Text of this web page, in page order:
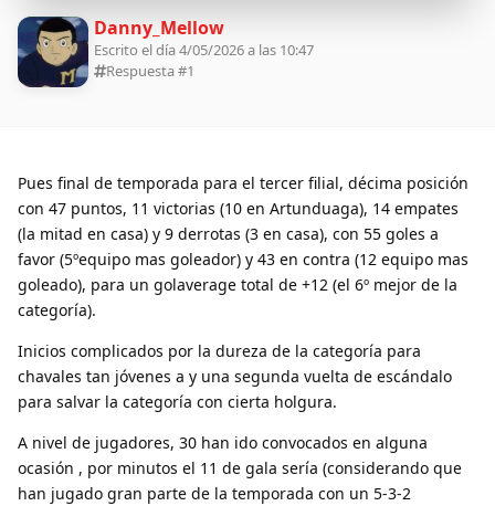
Danny_Mellow
Escrito el día 4/05/2026 a las 10:47
Respuesta #1
Pues final de temporada para el tercer filial, décima posición
con 47 puntos, 11 victorias (10 en Artunduaga), 14 empates
(la mitad en casa) y 9 derrotas (3 en casa), con 55 goles a
favor (5ºequipo mas goleador) y 43 en contra (12 equipo mas
goleado), para un golaverage total de +12 (el 6º mejor de la
categoría).
Inicios complicados por la dureza de la categoría para
chavales tan jóvenes a y una segunda vuelta de escándalo
para salvar la categoría con cierta holgura.
A nivel de jugadores, 30 han ido convocados en alguna
ocasión , por minutos el 11 de gala sería (considerando que
han jugado gran parte de la temporada con un 5-3-2